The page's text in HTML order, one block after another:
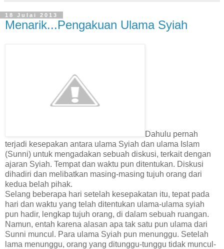
18 Julai 2013
Menarik...Pengakuan Ulama Syiah
Dahulu pernah
terjadi kesepakan antara ulama Syiah dan ulama Islam
(Sunni) untuk mengadakan sebuah diskusi, terkait dengan
ajaran Syiah. Tempat dan waktu pun ditentukan. Diskusi
dihadiri dan melibatkan masing-masing tujuh orang dari
kedua belah pihak.
Selang beberapa hari setelah kesepakatan itu, tepat pada
hari dan waktu yang telah ditentukan ulama-ulama syiah
pun hadir, lengkap tujuh orang, di dalam sebuah ruangan.
Namun, entah karena alasan apa tak satu pun ulama dari
Sunni muncul. Para ulama Syiah pun menunggu. Setelah
lama menunggu, orang yang ditunggu-tunggu tidak muncul-